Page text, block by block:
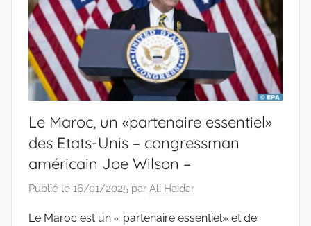
Le Maroc, un «partenaire essentiel»
des Etats-Unis – congressman
américain Joe Wilson –
Publié le 16/01/2025 par Ali Haidar
Le Maroc est un « partenaire essentiel» et de